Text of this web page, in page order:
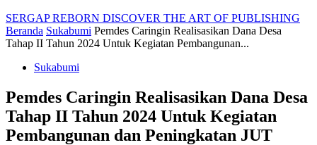
SERGAP REBORN DISCOVER THE ART OF PUBLISHING
Beranda Sukabumi Pemdes Caringin Realisasikan Dana Desa
Tahap II Tahun 2024 Untuk Kegiatan Pembangunan...
Sukabumi
Pemdes Caringin Realisasikan Dana Desa
Tahap II Tahun 2024 Untuk Kegiatan
Pembangunan dan Peningkatan JUT